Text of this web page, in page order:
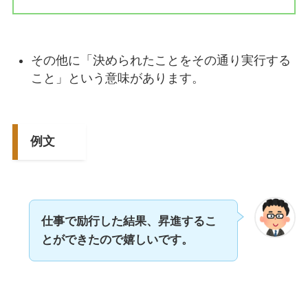
その他に「決められたことをその通り実行する
こと」という意味があります。
例文
仕事で励行した結果、昇進するこ
とができたので嬉しいです。